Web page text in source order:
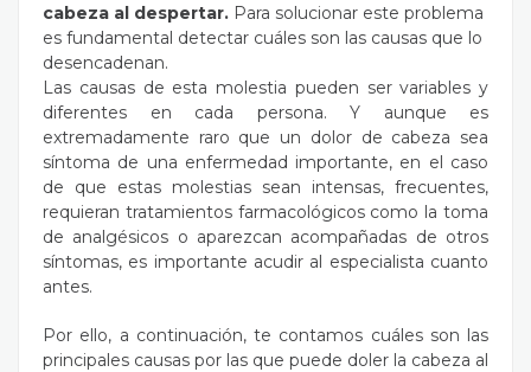
cabeza al despertar. Para solucionar este problema
es fundamental detectar cuáles son las causas que lo
desencadenan.
Las causas de esta molestia pueden ser variables y
diferentes en cada persona. Y aunque es
extremadamente raro que un dolor de cabeza sea
síntoma de una enfermedad importante, en el caso
de que estas molestias sean intensas, frecuentes,
requieran tratamientos farmacológicos como la toma
de analgésicos o aparezcan acompañadas de otros
síntomas, es importante acudir al especialista cuanto
antes.
Por ello, a continuación, te contamos cuáles son las
principales causas por las que puede doler la cabeza al